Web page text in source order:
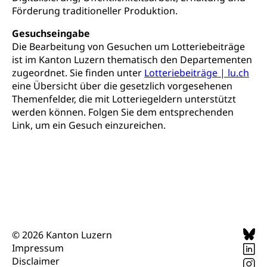
Förderung traditioneller Produktion.
Gesuchseingabe
Die Bearbeitung von Gesuchen um Lotteriebeiträge
ist im Kanton Luzern thematisch den Departementen
zugeordnet. Sie finden unter Lotteriebeiträge | lu.ch
eine Übersicht über die gesetzlich vorgesehenen
Themenfelder, die mit Lotteriegeldern unterstützt
werden können. Folgen Sie dem entsprechenden
Link, um ein Gesuch einzureichen.
© 2026 Kanton Luzern
Impressum
Disclaimer
Wirtschaftsmittelschule
Förderangebote
Musikschulen
Schulferien
Früherziehung
Schuldienste
Fachstelle Stipendien (beruf.lu.ch)
Studienbeiträge Höhere Berufsbildung
Finanzielle Unterstützung Pädagogische
Hochschule PHLU
Stipendien Hochschule Luzern hslu
universitäre Ausbildung, akademische Ausbildung,
Hochschulbildung, Hochschule, universitäre
Weiterbildung, Forschung, Entwicklung,
Dienstleistungen, Hochschule Luzern,
Fachhochschule Zentralschweiz, HSLU,
Pädagogische Hochschule Luzern, PH Luzern, UniLU,
swissuniversities (Dachorganisation der Schweizer
Hochschulen)
swissuniversities
Vorschule
Konsumentenschutz
Konsumentenrechte, Produktsicherheit,